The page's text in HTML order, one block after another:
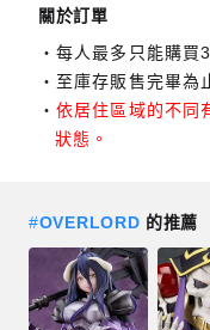
關於訂單
每人最多只能購買3
至庫存販售完畢為
依居住區域的不同
狀態。
#OVERLORD 的推薦